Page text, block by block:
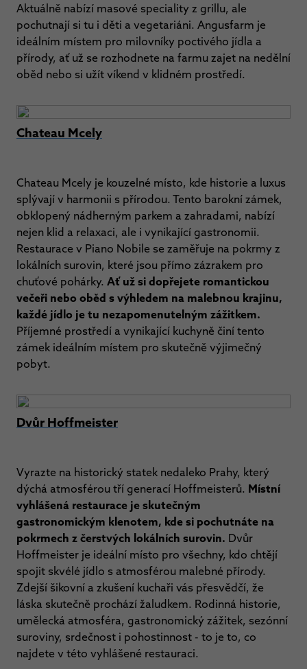
Aktuálně nabízí masové speciality z grillu, ale
pochutnají si tu i děti a vegetariáni. Angusfarm je
ideálním místem pro milovníky poctivého jídla a
přírody, ať už se rozhodnete na farmu zajet na nedělní
oběd nebo si užít víkend v klidném prostředí.
Chateau Mcely
Chateau Mcely je kouzelné místo, kde historie a luxus
splývají v harmonii s přírodou. Tento barokní zámek,
obklopený nádherným parkem a zahradami, nabízí
nejen klid a relaxaci, ale i vynikající gastronomii.
Restaurace v Piano Nobile se zaměřuje na pokrmy z
lokálních surovin, které jsou přímo zázrakem pro
chuťové pohárky. Ať už si dopřejete romantickou
večeři nebo oběd s výhledem na malebnou krajinu,
každé jídlo je tu nezapomenutelným zážitkem.
Příjemné prostředí a vynikající kuchyně činí tento
zámek ideálním místem pro skutečně výjimečný
pobyt.
Dvůr Hoffmeister
Vyrazte na historický statek nedaleko Prahy, který
dýchá atmosférou tří generací Hoffmeisterů. Místní
vyhlášená restaurace je skutečným
gastronomickým klenotem, kde si pochutnáte na
pokrmech z čerstvých lokálních surovin. Dvůr
Hoffmeister je ideální místo pro všechny, kdo chtějí
spojit skvélé jídlo s atmosférou malebné přírody.
Zdejší šikovní a zkušení kuchaři vás přesvědčí, že
láska skutečně prochází žaludkem. Rodinná historie,
umělecká atmosféra, gastronomický zážitek, sezónní
suroviny, srdečnost i pohostinnost - to je to, co
najdete v této vyhlášené restauraci.